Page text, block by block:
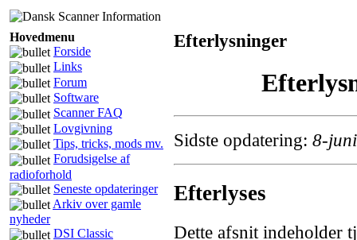
Hovedmenu
Forside
Links
Forum
Software
Scanner FAQ
Lovgivning
Tips, tricks, mods mv.
Forudsigelse af
radioforhold
Seneste opdateringer
Arkiv over gamle
nyheder
DSI Classic
Efterlysninger
Sidste opdatering: 8-
Efterlyses
Dette afsnit indeholder